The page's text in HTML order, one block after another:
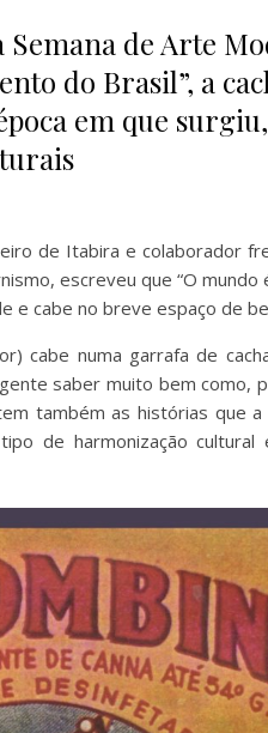
Semana de Arte
do Brasil”, a
em que
de Itabira e colaborador
escreveu que “O
e cabe no breve espaço de
cabe numa garrafa de
saber muito bem
também as histórias que
de harmonização